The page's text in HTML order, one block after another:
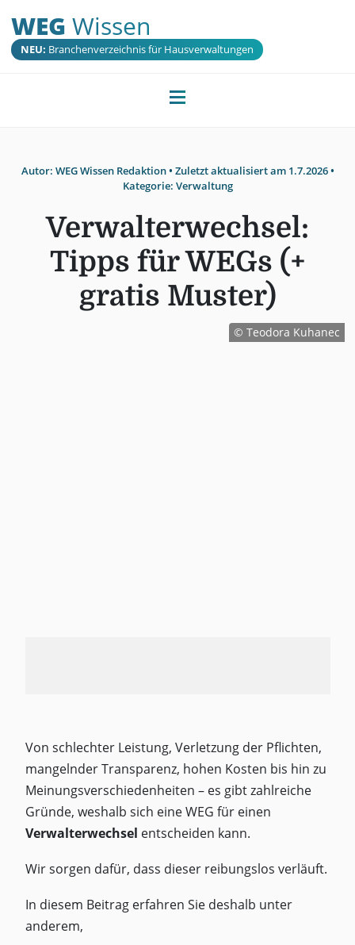
WEG Wissen
NEU: Branchenverzeichnis für Hausverwaltungen
Autor: WEG Wissen Redaktion• Zuletzt aktualisiert am 1.7.2026•
Kategorie: Verwaltung
Verwalterwechsel:
Tipps für WEGs (+
gratis Muster)
© Teodora Kuhanec
Von schlechter Leistung, Verletzung der Pflichten,
mangelnder Transparenz, hohen Kosten bis hin zu
Meinungsverschiedenheiten – es gibt zahlreiche
Gründe, weshalb sich eine WEG für einen
Verwalterwechsel entscheiden kann.
Wir sorgen dafür, dass dieser reibungslos verläuft.
In diesem Beitrag erfahren Sie deshalb unter
anderem,